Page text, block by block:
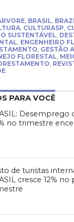
, BRASIL
, CULTURASP
SUSTENTÁVEL
ENGENHEIRO
GESTÃO
FLORESTAL
PARA VOCÊ
Desemprego
no trimestre
de turistas
cresce 12%